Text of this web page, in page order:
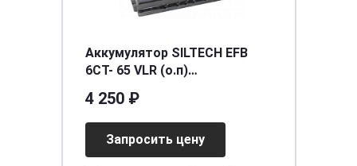
Аккумулятор SILTECH EFB
6СТ- 65 VLR (о.п)
4 250 ₽
Запросить цену